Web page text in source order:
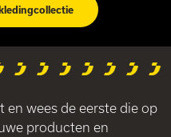
wees de eerste die op
producten en